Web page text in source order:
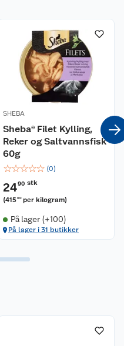
SHEBA
Sheba® Filet Kylling,
Reker og Saltvannsfisk
60g
☆☆☆☆☆ (0)
2490 stk
(415 00 per kilogram)
På lager (+100)
På lager i 31 butikker